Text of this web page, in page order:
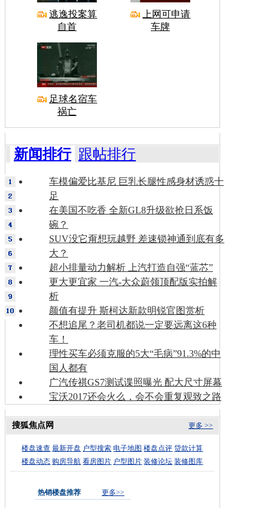
逃逸投案算
自首
上网可申请
车牌
足球名宿车
祸亡
新闻排行 跟帖排行
车模偏爱比基尼 巨乳长腿性感身材诱惑十
足
在美国不吃香 全新GL8升级欲抢日系饭
碗？
SUV没它甭想玩越野 差速锁神通到底有多
大？
超小排量动力解析 上汽打造自强“蓝芯”
更大更宜家 一汽-大众蔚领顶配版实拍解
析
颜值有提升 斯柯达新款明锐官图赏析
不想追尾？老司机都说一定要远离这6种
车！
理性买车必须克服的5大“毛病”91.3%的中
国人都有
广汽传祺GS7测试谍照曝光 配大尺寸屏幕
宝沃2017还会火么，会不会重复观致之路
更多 >>
搜狐焦点网
楼盘速查 最新开盘 户型搜索 电子地图 楼盘点评 贷款计算
楼盘动态 购房导航 看房图片 户型图片 装修论坛 装修图库
热销楼盘推荐 更多>>